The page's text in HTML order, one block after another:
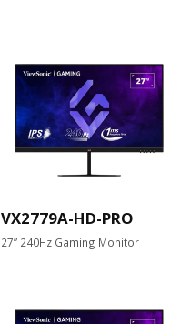
VX2779A-HD-PRO
27” 240Hz Gaming Monitor